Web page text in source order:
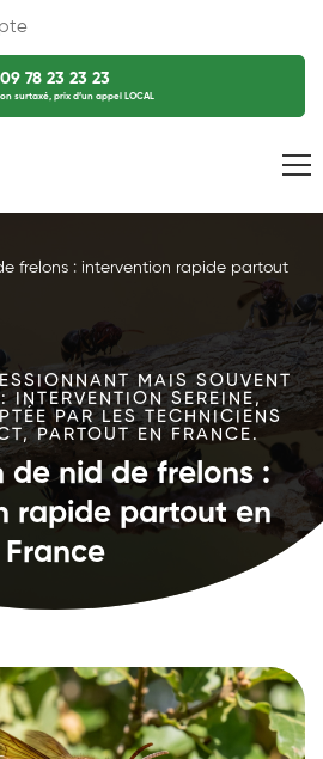
09 78 23 23 23
surtaxé, prix d’un appel LOCAL
frelons : intervention rapide partout
MAIS SOUVENT
INTERVENTION SEREINE,
PAR LES TECHNICIENS
PARTOUT EN FRANCE.
de nid de frelons :
rapide partout en
France